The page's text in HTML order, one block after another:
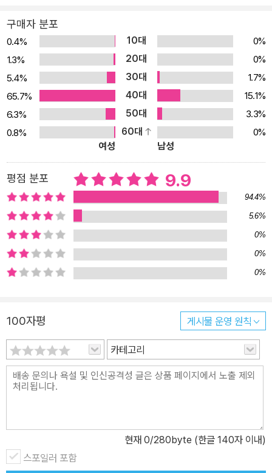
해 배운다. 어떤 질문이든 과학적인 해답을 찾으려 고군분투하는 모
습이 코믹하고도 감동적이다. 더불어 김블루와 개성 만점 친구들이
보여 주는 환상의 호흡도 놓칠 수 없는 특별한 재미이다. 장난치고 놀
리면서도 서로를 위하는 마음을 숨길 수 없으니 말이다. 마지막 에피
소드인 이번 3권은 김블루와 친구들이 사방이 거대한 벽으로 막힌 낯
선 곳에서 깨어나며 시작된다. 주어진 것은 수상한 도구와 사과나무
한 그루뿐인 상황! 갑자기 땅이 흔들리기 시작하더니, 엎친 데 덮친 격
으로 화산까지 폭발한다. 이곳에서 탈출하기 위해서는 지구에 대해
랐던 김블루와 친구들! 과연 무사히 탈출할 수 있을까? 깔깔 웃으며
읽고 또 읽다 보면 중요한 과학 이론이 머릿속에 차곡차곡! 초등 교과
과정뿐 아니라 중학 교과 과정까지, 알짜배기 기초 과학 이론을 담은
유일한 학습 만화! 이 책에서 다룬 18가지 과학 이론은 초등 교과 과
정뿐 아니라 중학 교과 과정까지 아우르고 있다. ‘지구의 구조’, ‘전기
력’, ‘물의 순환’ 등 초등학생들에게는 아직 어려운 중요한 과학 개념
을 쉽고 재미있게 소개한다. 초등학생의 눈높이에 맞는 쉽고 간단한
도와준다. 특히 어린이들이 흥미롭게 각 과학 이론에 접근할 수 있도
록 구성에 힘을 쏟았다. 본문 만화에서 재미있는 에피소드로 호기심
을 불러일으키고 각 장 끄트머리에 있는 정보 페이지에서 다시 한번
핵심을 정리하며 알찬 지식을 얻을 수 있도록 체계화했다. 정보 페이
지에 담은 과학 이론은 풍부한 그림 자료와 함께 여러 사례로 설명해
그야말로 ‘왕친절한’ 선생님이 되어 준다. 지금 어린이들이 만나는 대
었다. 이 책은 한 걸음 더 나아가, 초등 학습 만화로는 유일하게 난이
도 높은 중학 교과 과정의 과학까지 맛볼 수 있게 한다. 어린이 독자들
이 중학교에 들어가 만나게 될 어려운 과학 이론들에 당황하지 않고
구매자 분포
0.4% 10대
0%
1.3%
20대
0%
5.4%
30대
1.7%
65.7%
40대
15.1%
6.3%
50대
3.3%
0.8%
60대
0%
여성
남성
평점 분포 9.9
94.4%
5.6%
0%
0%
0%
100자평 게시물 운영 원칙
카테고리
현재 0/280byte (한글 140자 이내)
스포일러 포함